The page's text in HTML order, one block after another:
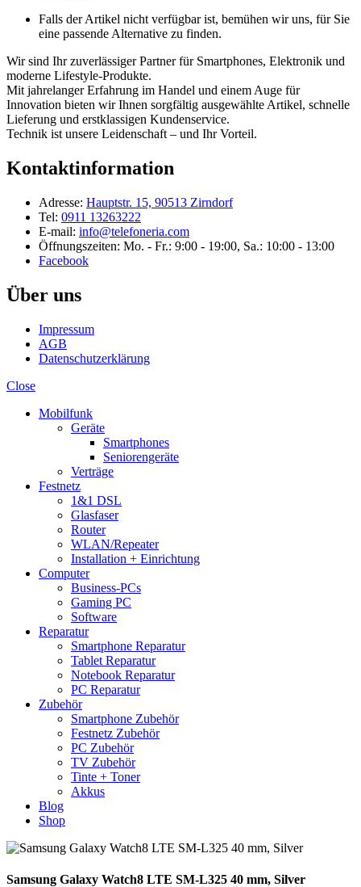
Falls der Artikel nicht verfügbar ist, bemühen wir uns, für Sie
eine passende Alternative zu finden.
Wir sind Ihr zuverlässiger Partner für Smartphones, Elektronik und
moderne Lifestyle-Produkte.
Mit jahrelanger Erfahrung im Handel und einem Auge für
Innovation bieten wir Ihnen sorgfältig ausgewählte Artikel, schnelle
Lieferung und erstklassigen Kundenservice.
Technik ist unsere Leidenschaft – und Ihr Vorteil.
Kontaktinformation
Adresse: Hauptstr. 15, 90513 Zirndorf
Tel: 0911 13263222
E-mail: info@telefoneria.com
Öffnungszeiten: Mo. - Fr.: 9:00 - 19:00, Sa.: 10:00 - 13:00
Facebook
Über uns
Impressum
AGB
Datenschutzerklärung
Close
Mobilfunk
Geräte
Smartphones
Seniorengeräte
Verträge
Festnetz
1&1 DSL
Glasfaser
Router
WLAN/Repeater
Installation + Einrichtung
Computer
Business-PCs
Gaming PC
Software
Reparatur
Smartphone Reparatur
Tablet Reparatur
Notebook Reparatur
PC Reparatur
Zubehör
Smartphone Zubehör
Festnetz Zubehör
PC Zubehör
TV Zubehör
Tinte + Toner
Akkus
Blog
Shop
Samsung Galaxy Watch8 LTE SM-L325 40 mm, Silver